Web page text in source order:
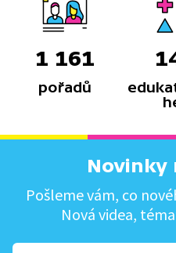
1 161
pořadů
Novinky
Pošleme vám, co
Nová videa,